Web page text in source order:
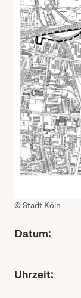
© Stadt Köln
Datum:
Uhrzeit: